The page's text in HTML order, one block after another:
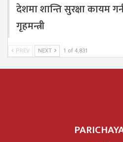
देशमा शान्ति सुरक्षा कायम
गृहमन्त्री
PREV NEXT 1 of 4,831